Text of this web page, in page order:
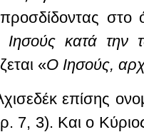
στο
Ιησούς κατά την
«Ο Ιησούς,
ε­πί­σης
7, 3). Και ο